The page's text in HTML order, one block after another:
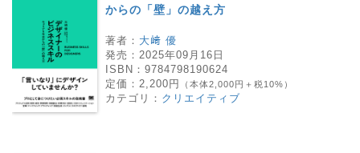
からの「壁」の越え方
著者： 大﨑 優
発売： 2025年09月16日
ISBN： 9784798190624
定価： 2,200円 （本体2,000円＋税10%）
カテゴリ： クリエイティブ